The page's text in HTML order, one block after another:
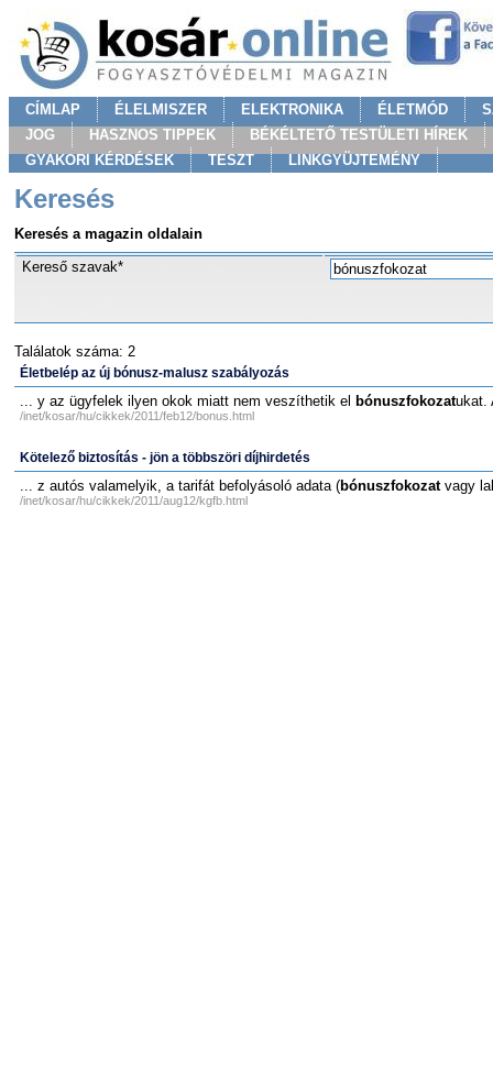
CÍMLAP ÉLELMISZER ELEKTRONIKA ÉLETMÓD
JOG
HASZNOS TIPPEK
BÉKÉLTETŐ TESTÜLETI HÍREK
GYAKORI KÉRDÉSEK
TESZT LINKGYÜJTEMÉNY
Keresés
Keresés a magazin oldalain
Kereső szavak*
Találatok száma: 2
Életbelép az új bónusz-malusz szabályozás
... y az ügyfelek ilyen okok miatt nem veszíthetik el bónuszfokozatukat.
/inet/kosar/hu/cikkek/2011/feb12/bonus.html
Kötelező biztosítás - jön a többszöri díjhirdetés
... z autós valamelyik, a tarifát befolyásoló adata (bónuszfokozatvagy
/inet/kosar/hu/cikkek/2011/aug12/kgfb.html